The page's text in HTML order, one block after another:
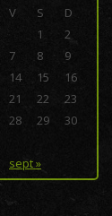
V S D
sept »
1
2
7 8
9
14 15
16
21 22
23
28 29
30